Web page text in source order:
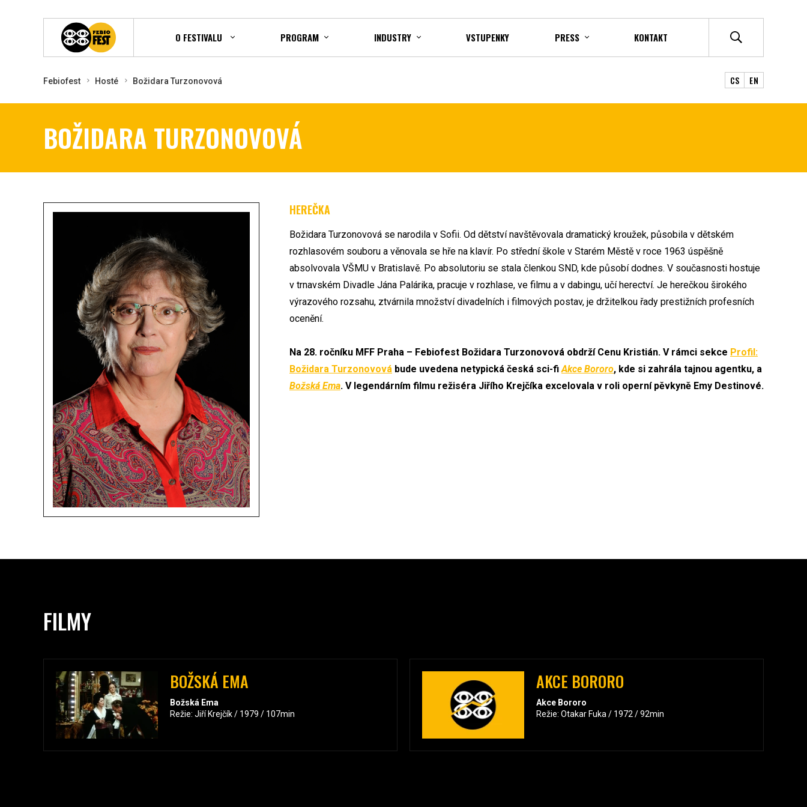
O FESTIVALU PROGRAM INDUSTRY VSTUPENKY PRESS KONTAKT
Febiofest Hosté Božidara Turzonovová CS EN
BOŽIDARA TURZONOVOVÁ
HEREČKA
Božidara Turzonovová se narodila v Sofii. Od dětství navštěvovala dramatický kroužek, působila v dětském
rozhlasovém souboru a věnovala se hře na klavír. Po střední škole v Starém Městě v roce 1963 úspěšně
absolvovala VŠMU v Bratislavě. Po absolutoriu se stala členkou SND, kde působí dodnes. V současnosti hostuje
v trnavském Divadle Jána Palárika, pracuje v rozhlase, ve filmu a v dabingu, učí herectví. Je herečkou širokého
výrazového rozsahu, ztvárnila množství divadelních i filmových postav, je držitelkou řady prestižních profesních
ocenění.
Na 28. ročníku MFF Praha – Febiofest Božidara Turzonovová obdrží Cenu Kristián. V rámci sekce Profil:
Božidara Turzonovová bude uvedena netypická česká sci-fi Akce Bororo, kde si zahrála tajnou agentku, a
Božská Ema. V legendárním filmu režiséra Jiřího Krejčíka excelovala v roli operní pěvkyně Emy Destinové.
FILMY
BOŽSKÁ EMA
Božská Ema
Režie: Jiří Krejčík / 1979 / 107min
AKCE BORORO
Akce Bororo
Režie: Otakar Fuka / 1972 / 92min